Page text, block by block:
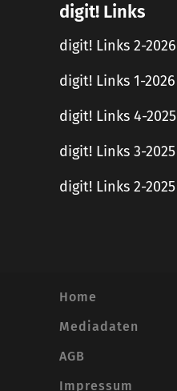
digit! Links
digit! Links 2-2026
digit! Links 1-2026
digit! Links 4-2025
digit! Links 3-2025
digit! Links 2-2025
Home
Mediadaten
AGB
Impressum